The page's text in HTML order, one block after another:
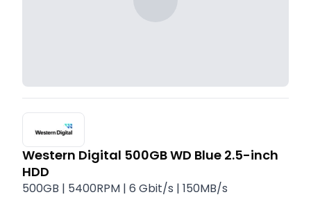
Western Digital 500GB WD Blue 2.5-inch
HDD
500GB | 5400RPM | 6 Gbit/s | 150MB/s